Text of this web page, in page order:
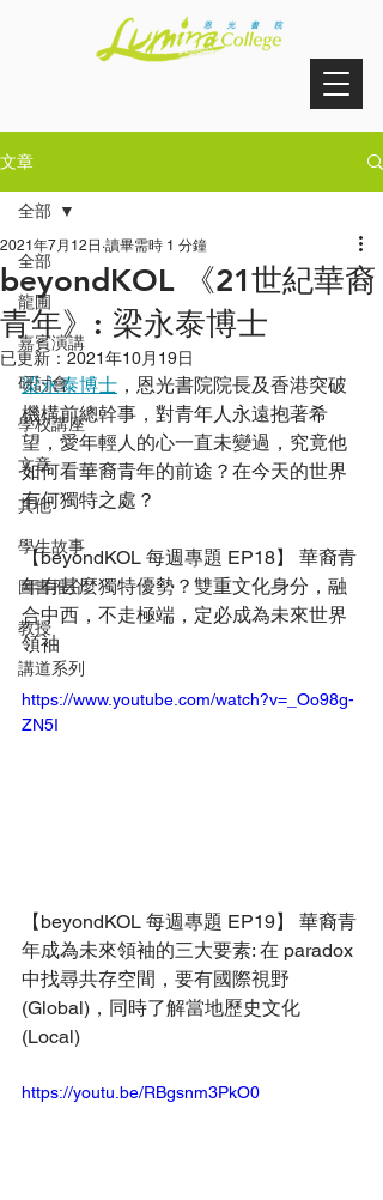
文章
全部
龍圃
嘉賓演講
研討會
學校講座
文章
其他
學生故事
圖書推介
教授
講道系列
全部
beyondKOL 《21世紀華裔
青年》: 梁永泰博士
2021年7月12日 讀畢需時 1 分鐘
已更新： 2021年10月19日
梁永泰博士 ，恩光書院院長及香港突破
機構前總幹事，對青年人永遠抱著希
望，愛年輕人的心一直未變過，究竟他
如何看華裔青年的前途？在今天的世界
有何獨特之處？
【beyondKOL 每週專題 EP18】 華裔青
年有甚麼獨特優勢？雙重文化身分，融
合中西，不走極端，定必成為未來世界
領袖
https://www.youtube.com/watch?v=_Oo98g-
ZN5I
【beyondKOL 每週專題 EP19】 華裔青
年成為未來領袖的三大要素: 在 paradox
中找尋共存空間，要有國際視野
(Global)，同時了解當地歷史文化
(Local)
https://youtu.be/RBgsnm3PkO0